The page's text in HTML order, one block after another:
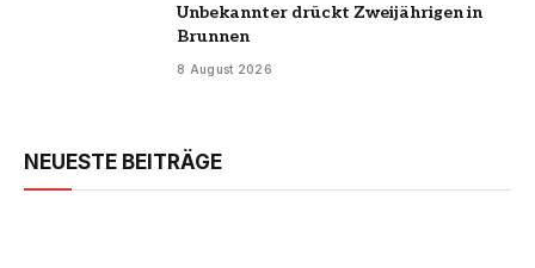
Unbekannter drückt Zweijährigen in
Brunnen
8 August 2026
NEUESTE BEITRÄGE